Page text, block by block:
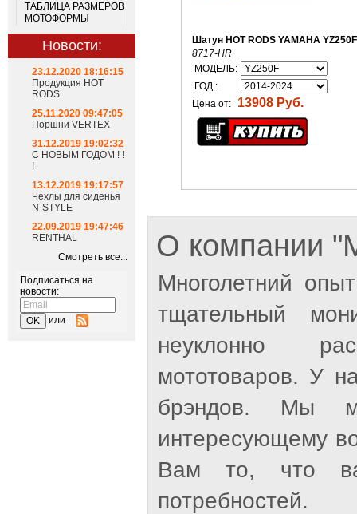
ТАБЛИЦА РАЗМЕРОВ
МОТОФОРМЫ
Новости:
23.12.2020 18:16:15
Продукция HOT
RODS
25.11.2020 09:47:05
Поршни VERTEX
31.12.2019 19:02:32
С НОВЫМ ГОДОМ ! !
!
13.12.2019 19:17:57
Чехлы для сиденья
N-STYLE
22.09.2019 19:47:46
RENTHAL
Смотреть все...
Подписаться на
новости:
или
Шатун HOT RODS YAMAHA YZ250F
8717-HR
МОДЕЛЬ:
ГОД :
Цена от:
13908 Руб.
О компании
Многолетний
тщательный
неуклонно
мототоваров. У
брэндов. Мы
интересующему
Вам то, что
потребностей.